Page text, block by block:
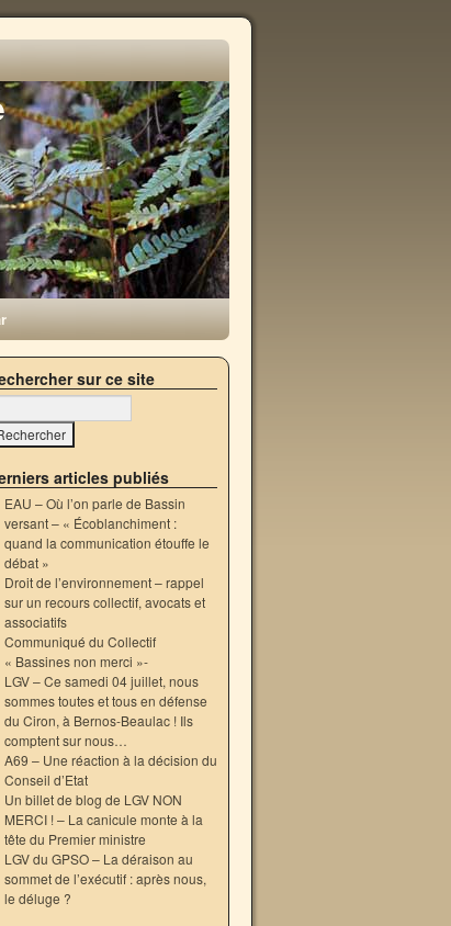
sur ce site
articles publiés
EAU – Où l’on parle de Bassin
versant – « Écoblanchiment :
quand la communication étouffe le
débat »
Droit de l’environnement – rappel
sur un recours collectif, avocats et
associatifs
Communiqué du Collectif
« Bassines non merci »-
LGV – Ce samedi 04 juillet, nous
sommes toutes et tous en défense
du Ciron, à Bernos-Beaulac ! Ils
comptent sur nous…
A69 – Une réaction à la décision du
Conseil d’Etat
Un billet de blog de LGV NON
MERCI ! – La canicule monte à la
tête du Premier ministre
LGV du GPSO – La déraison au
sommet de l’exécutif : après nous,
le déluge ?